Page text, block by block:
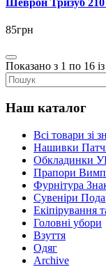
Шеврон Тризуб
85грн
Показано з 1 по 16
Наш каталог
Всі товари зі
Нашивки
Обкладинки
Прапори
Фурнітура
Сувеніри
Екіпірування
Головні убори
Взуття
Одяг
Archive